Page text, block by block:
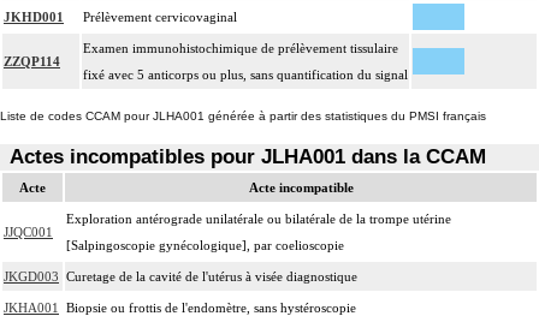
JKHD001 Prélèvement cervicovaginal
ZZQP114
Examen immunohistochimique de prélèvement tissulaire
fixé avec 5 anticorps ou plus, sans quantification du signal
Liste de codes CCAM pour JLHA001 générée à partir des statistiques du PMSI français
Actes incompatibles pour JLHA001 dans la CCAM
Acte Acte incompatible
JJQC001
Exploration antérograde unilatérale ou bilatérale de la trompe utérine
[Salpingoscopie gynécologique], par coelioscopie
JKGD003 Curetage de la cavité de l'utérus à visée diagnostique
JKHA001 Biopsie ou frottis de l'endomètre, sans hystéroscopie